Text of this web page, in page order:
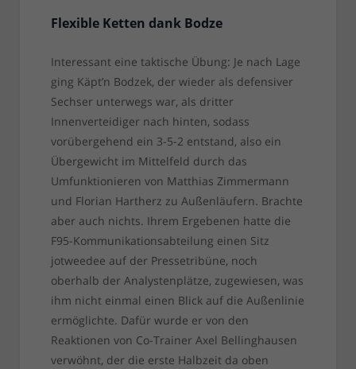
Flexible Ketten dank Bodze
Interessant eine taktische Übung: Je nach Lage
ging Käpt’n Bodzek, der wieder als defensiver
Sechser unterwegs war, als dritter
Innenverteidiger nach hinten, sodass
vorübergehend ein 3-5-2 entstand, also ein
Übergewicht im Mittelfeld durch das
Umfunktionieren von Matthias Zimmermann
und Florian Hartherz zu Außenläufern. Brachte
aber auch nichts. Ihrem Ergebenen hatte die
F95-Kommunikationsabteilung einen Sitz
jotweedee auf der Pressetribüne, noch
oberhalb der Analystenplätze, zugewiesen, was
ihm nicht einmal einen Blick auf die Außenlinie
ermöglichte. Dafür wurde er von den
Reaktionen von Co-Trainer Axel Bellinghausen
verwöhnt, der die erste Halbzeit da oben